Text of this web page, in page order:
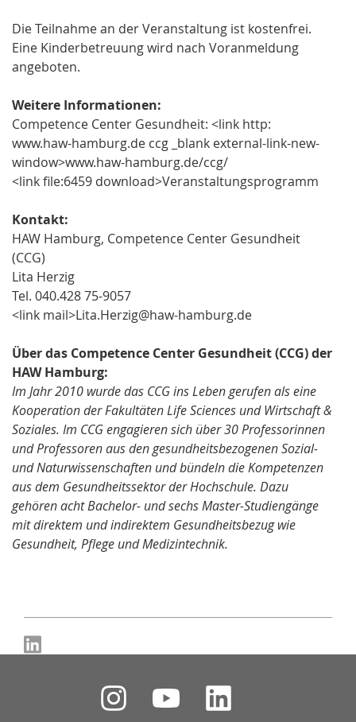
Die Teilnahme an der Veranstaltung ist kostenfrei.
Eine Kinderbetreuung wird nach Voranmeldung
angeboten.
Weitere Informationen:
Competence Center Gesundheit: <link http:
www.haw-hamburg.de ccg _blank external-link-new-
window>www.haw-hamburg.de/ccg/
<link file:6459 download>Veranstaltungsprogramm
Kontakt:
HAW Hamburg, Competence Center Gesundheit
(CCG)
Lita Herzig
Tel. 040.428 75-9057
<link mail>Lita.Herzig@haw-hamburg.de
Über das Competence Center Gesundheit (CCG) der
HAW Hamburg:
Im Jahr 2010 wurde das CCG ins Leben gerufen als eine
Kooperation der Fakultäten Life Sciences und Wirtschaft &
Soziales. Im CCG engagieren sich über 30 Professorinnen
und Professoren aus den gesundheitsbezogenen Sozial-
und Naturwissenschaften und bündeln die Kompetenzen
aus dem Gesundheitssektor der Hochschule. Dazu
gehören acht Bachelor- und sechs Master-Studiengänge
mit direktem und indirektem Gesundheitsbezug wie
Gesundheit, Pflege und Medizintechnik.